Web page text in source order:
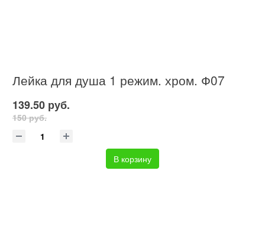
Лейка для душа 1 режим. хром. Ф07
139.50 руб.
150 руб.
В корзину